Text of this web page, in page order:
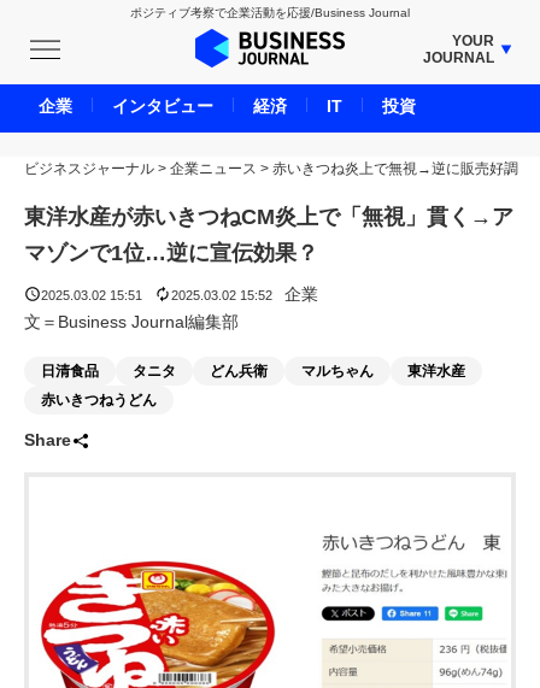
ポジティブ考察で企業活動を応援/Business Journal
YOUR
JOURNAL
BUSINESS JOURNAL
UNICORN JOURNAL
CARBON CREDITS JOURNAL
IVS JOURNAL
ENERGY MANAGEMENT JOURNAL
LIFE ENDING JOURNAL
ビジネスジャーナル > 企業ニュース > 赤いきつね炎上で無視→逆に販売好調
東洋水産が赤いきつねCM炎上で「無視」貫く→ア
マゾンで1位…逆に宣伝効果？
2025.03.02 15:51 2025.03.02 15:52
企業
文＝Business Journal編集部
日清食品 タニタ どん兵衛 マルちゃん
東洋水産
赤いきつねうどん
Share
企業 インタビュー 経済 IT 投資